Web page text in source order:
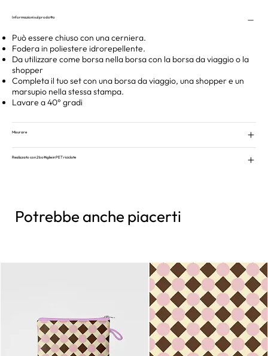
Informazioni sul prodotto
Può essere chiuso con una cerniera.
Fodera in poliestere idrorepellente.
Da utilizzare come borsa nella borsa con la borsa da viaggio o la
shopper
Completa il tuo set con una borsa da viaggio, una shopper e un
marsupio nella stessa stampa.
Lavare a 40° gradi
Misurare
Realizzato con 2 bottiglie in PET riciclate
Potrebbe anche piacerti